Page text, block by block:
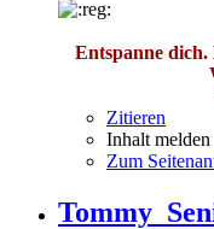
Entspanne dich.
Zitieren
Inhalt melden
Zum